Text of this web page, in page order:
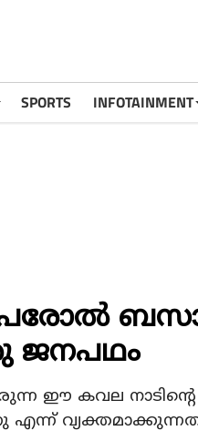
SPORTS INFOTAINMENT
ജനപഥം
ഈ കവല
എന്ന്